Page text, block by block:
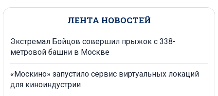
ЛЕНТА НОВОСТЕЙ
Экстремал Бойцов совершил прыжок с 338-
метровой башни в Москве
«Москино» запустило сервис виртуальных локаций
для киноиндустрии